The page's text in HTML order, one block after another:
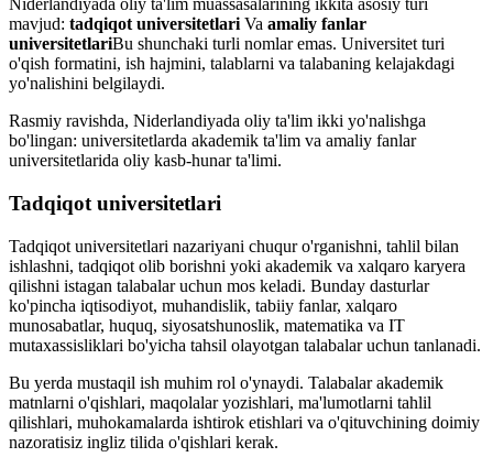
Niderlandiyada oliy ta'lim muassasalarining ikkita asosiy turi
mavjud: tadqiqot universitetlariVa amaliy fanlar
universitetlariBu shunchaki turli nomlar emas. Universitet turi
o'qish formatini, ish hajmini, talablarni va talabaning kelajakdagi
yo'nalishini belgilaydi.
Rasmiy ravishda, Niderlandiyada oliy ta'lim ikki yo'nalishga
bo'lingan: universitetlarda akademik ta'lim va amaliy fanlar
universitetlarida oliy kasb-hunar ta'limi.
Tadqiqot universitetlari
Tadqiqot universitetlari nazariyani chuqur o'rganishni, tahlil bilan
ishlashni, tadqiqot olib borishni yoki akademik va xalqaro karyera
qilishni istagan talabalar uchun mos keladi. Bunday dasturlar
ko'pincha iqtisodiyot, muhandislik, tabiiy fanlar, xalqaro
munosabatlar, huquq, siyosatshunoslik, matematika va IT
mutaxassisliklari bo'yicha tahsil olayotgan talabalar uchun tanlanadi.
Bu yerda mustaqil ish muhim rol o'ynaydi. Talabalar akademik
matnlarni o'qishlari, maqolalar yozishlari, ma'lumotlarni tahlil
qilishlari, muhokamalarda ishtirok etishlari va o'qituvchining doimiy
nazoratisiz ingliz tilida o'qishlari kerak.